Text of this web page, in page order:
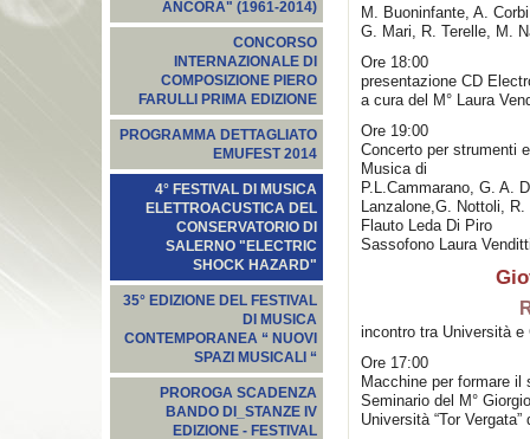
ANCORA" (1961-2014)
CONCORSO
INTERNAZIONALE DI
COMPOSIZIONE PIERO
FARULLI PRIMA EDIZIONE
PROGRAMMA DETTAGLIATO
EMUFEST 2014
4° FESTIVAL DI MUSICA
ELETTROACUSTICA DEL
CONSERVATORIO DI
SALERNO "ELECTRIC
SHOCK HAZARD"
35° EDIZIONE DEL FESTIVAL
DI MUSICA
CONTEMPORANEA “ NUOVI
SPAZI MUSICALI “
PROROGA SCADENZA
BANDO DI_STANZE IV
EDIZIONE - FESTIVAL
M. Buoninfante, A.
G. Mari, R. Terelle, M.
Ore 18:00
presentazione CD
a cura del M° Laura
Ore 19:00
Concerto per strumenti
Musica di
P.L.Cammarano, G. A.
Lanzalone,G. Nottoli,
Flauto Leda Di Piro
Sassofono Laura
incontro tra Università e
Ore 17:00
Macchine per formare il
Seminario del M°
Università “Tor Vergata”